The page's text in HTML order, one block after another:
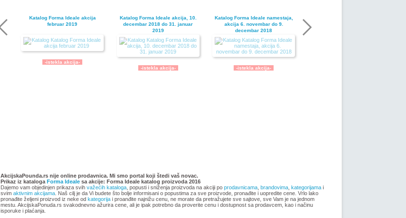
Katalog Forma Ideale akcija
februar 2019
-istekla akcija-
Katalog Forma Ideale akcija, 10.
decembar 2018 do 31. januar
2019
-istekla akcija-
Katalog Forma Ideale namestaja,
akcija 6. novembar do 9.
decembar 2018
-istekla akcija-
oktobar 2018
-istekla akcija-
avgust 2018
AkcijskaPounda.rs nije online prodavnica. Mi smo portal koji štedi vaš novac.
Prikaz iz kataloga Forma Ideale sa akcije: Forma Ideale katalog proizvoda 2016
Dajemo vam objedinjen prikaza svih važećih kataloga , popusti i sniženja proizvoda na akciji po prodavnicama brandovima kategorijama i
svim aktivnim akcijama . Naš cilj je da Vi budete što bolje informisani o popustima za sve proizvode, pronađite i uopredite cene. Vrlo lako
pronađite željeni proizvod iz neke od kategorija i proanđite najnižu cenu, ne morate da pretražujete sve sajtove, sve Vam je na jednom
mestu. AkcijskaPonuda.rs svakodnevno ažurira cene, ali je ipak potrebno da proverite cenu i dostupnost sa prodavcem, kao i načinu
isporuke i plaćanja.